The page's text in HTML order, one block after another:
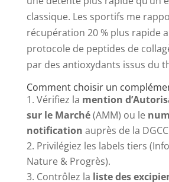
classique. Les sportifs me
récupération 20 % plus rapide
protocole de peptides de
par des antioxydants issus du
Comment choisir un
Vérifiez la mention
sur le Marché(AMM) ou le
notification auprès de la
Privilégiez les labels tiers
Nature & Progrès).
Contrôlez la liste des